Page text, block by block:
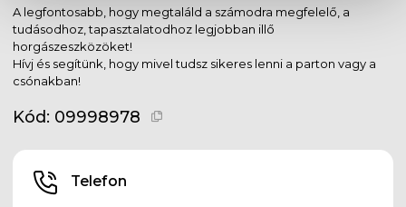
A legfontosabb, hogy megtaláld a számodra megfelelő, a
tudásodhoz, tapasztalatodhoz legjobban illő
horgászeszközöket!
Hívj és segítünk, hogy mivel tudsz sikeres lenni a parton vagy a
csónakban!
Kód: 09998978
Telefon